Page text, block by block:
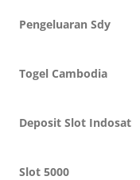
Pengeluaran Sdy
Togel Cambodia
Deposit Slot Indosat
Slot 5000